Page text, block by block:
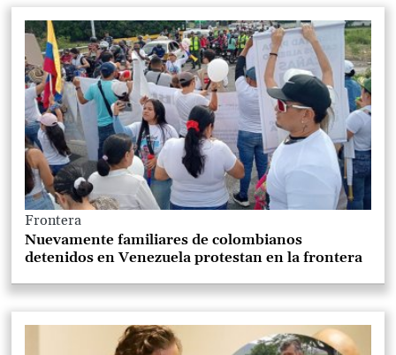
Frontera
Nuevamente familiares de colombianos
detenidos en Venezuela protestan en la frontera